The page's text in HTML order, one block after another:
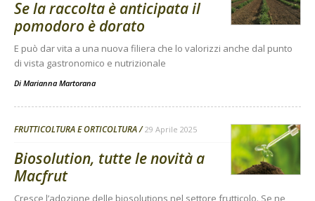
Se la raccolta è anticipata il
pomodoro è dorato
E può dar vita a una nuova filiera che lo valorizzi anche dal punto
di vista gastronomico e nutrizionale
Di Marianna Martorana
FRUTTICOLTURA E ORTICOLTURA 29 Aprile 2025
Biosolution, tutte le novità a
Macfrut
Cresce l’adozione delle biosolutions nel settore frutticolo. Se ne